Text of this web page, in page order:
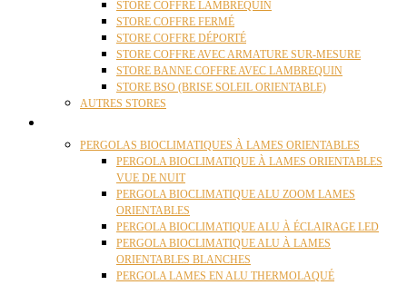
STORE COFFRE LAMBREQUIN
STORE COFFRE FERMÉ
STORE COFFRE DÉPORTÉ
STORE COFFRE AVEC ARMATURE SUR-MESURE
STORE BANNE COFFRE AVEC LAMBREQUIN
STORE BSO (BRISE SOLEIL ORIENTABLE)
AUTRES STORES
PERGOLAS BIOCLIMATIQUES À LAMES ORIENTABLES
PERGOLA BIOCLIMATIQUE À LAMES ORIENTABLES
VUE DE NUIT
PERGOLA BIOCLIMATIQUE ALU ZOOM LAMES
ORIENTABLES
PERGOLA BIOCLIMATIQUE ALU À ÉCLAIRAGE LED
PERGOLA BIOCLIMATIQUE ALU À LAMES
ORIENTABLES BLANCHES
PERGOLA LAMES EN ALU THERMOLAQUÉ